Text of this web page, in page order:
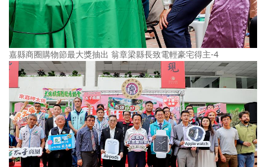
嘉縣商圈購物節最大獎抽出 翁章梁縣長致電輕豪宅得主-4